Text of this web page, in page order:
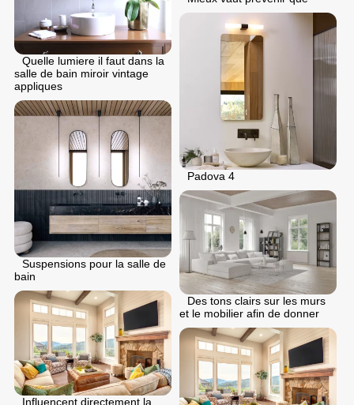
Quelle lumiere il faut dans la
salle de bain miroir vintage
appliques
Padova 4
Suspensions pour la salle de
bain
Des tons clairs sur les murs
et le mobilier afin de donner
Influencent directement la